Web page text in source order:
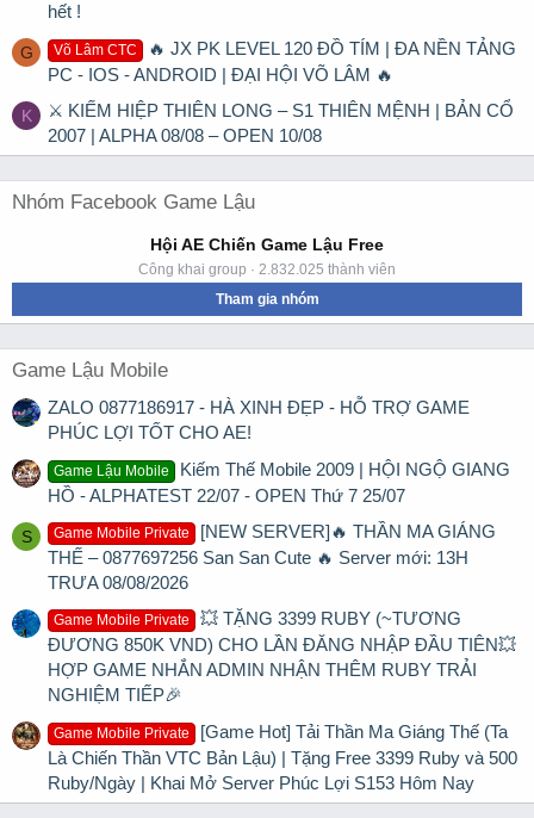
hết !
G Võ Lâm CTC
🔥 JX PK LEVEL 120 ĐỒ TÍM | ĐA NỀN TẢNG
PC - IOS - ANDROID | ĐẠI HỘI VÕ LÂM 🔥
K
⚔ KIẾM HIỆP THIÊN LONG – S1 THIÊN MỆNH | BẢN CỔ
2007 | ALPHA 08/08 – OPEN 10/08
Nhóm Facebook Game Lậu
Hội AE Chiến Game Lậu Free
Công khai group · 2.832.025 thành viên
Tham gia nhóm
Game Lậu Mobile
ZALO 0877186917 - HÀ XINH ĐẸP - HỖ TRỢ GAME
PHÚC LỢI TỐT CHO AE!
Game Lậu Mobile
Kiếm Thế Mobile 2009 | HỘI NGỘ GIANG
HỒ - ALPHATEST 22/07 - OPEN Thứ 7 25/07
S Game Mobile Private
[NEW SERVER]🔥 THẦN MA GIÁNG
THẾ – 0877697256 San San Cute 🔥 Server mới: 13H
TRƯA 08/08/2026
Game Mobile Private
💥 TẶNG 3399 RUBY (~TƯƠNG
ĐƯƠNG 850K VND) CHO LẦN ĐĂNG NHẬP ĐẦU TIÊN💥
HỢP GAME NHẮN ADMIN NHẬN THÊM RUBY TRẢI
NGHIỆM TIẾP🎉
Game Mobile Private
[Game Hot] Tải Thần Ma Giáng Thế (Ta
Là Chiến Thần VTC Bản Lậu) | Tặng Free 3399 Ruby và 500
Ruby/Ngày | Khai Mở Server Phúc Lợi S153 Hôm Nay